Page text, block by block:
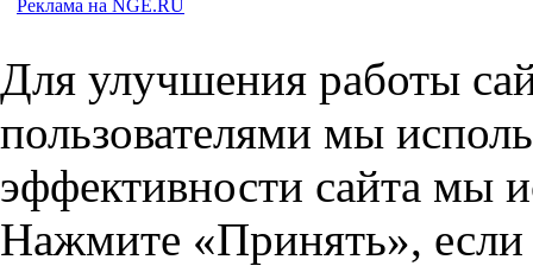
Реклама на NGE.RU
Для улучшения работы
пользователями мы
эффективности сайта мы
Нажмите «Принять», если